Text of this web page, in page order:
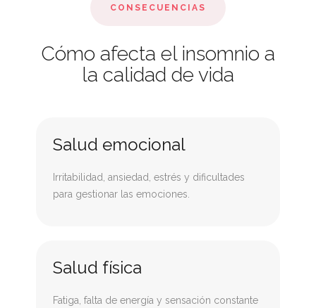
CONSECUENCIAS
Cómo afecta el insomnio a
la calidad de vida
Salud emocional
Irritabilidad, ansiedad, estrés y dificultades
para gestionar las emociones.
Salud física
Fatiga, falta de energía y sensación constante